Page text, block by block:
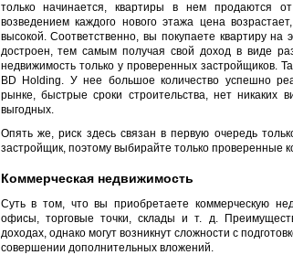
только начинается, квартиры в нем продаются
возведением каждого нового этажа цена
высокой. Соответственно, вы покупаете квартиру на
достроен, тем самым получая свой доход в виде
недвижимость только у проверенных застройщиков.
BD Holding. У нее большое количество успешно
рынке, быстрые сроки строительства, нет никаких
выгодных.
Опять же, риск здесь связан в первую очередь
застройщик, поэтому выбирайте только проверенные
Коммерческая недвижимость
Суть в том, что вы приобретаете коммерческую
офисы, торговые точки, склады и т. д.
доходах, однако могут возникнут сложности с
совершении дополнительных вложений.